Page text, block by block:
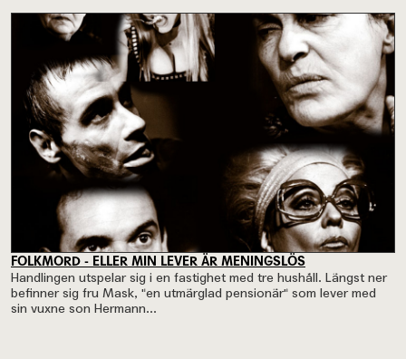
FOLKMORD - ELLER MIN LEVER ÄR MENINGSLÖS
Handlingen utspelar sig i en fastighet med tre hushåll. Längst ner
befinner sig fru Mask, "en utmärglad pensionär" som lever med
sin vuxne son Hermann...